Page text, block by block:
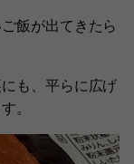
飯が出てきたら
も、平らに広げ
。